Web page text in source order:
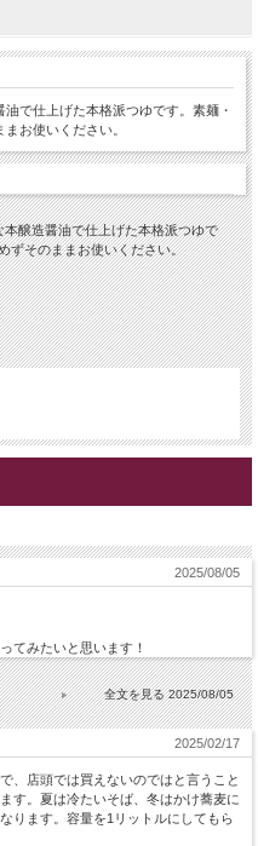
で仕上げた本格派つゆです。素麺・
お使いください。
醸造醤油で仕上げた本格派つゆで
ずそのままお使いください。
2025/08/05
てみたいと思います！
2025/08/05
2025/02/17
、店頭では買えないのではと言うこと
す。夏は冷たいそば、冬はかけ蕎麦に
ります。容量を1リットルにしてもら